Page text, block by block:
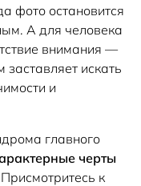
фото остановится
А для человека
внимания —
искать
и
главного
черты
к